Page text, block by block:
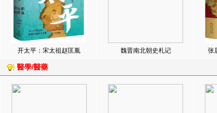
开太平：宋太祖赵匡胤 魏晋南北朝史札记 张
醫學/醫藥